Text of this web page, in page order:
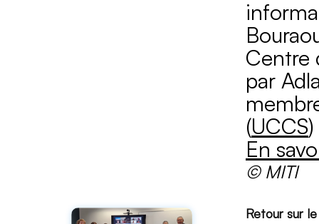
Centre
par
(UCCS)
En
© MITI
Retour sur